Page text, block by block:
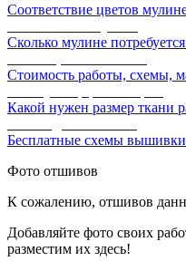
Соответствие цветов
Сколько мулине
Стоимость работы, схемы,
Какой нужен размер ткани
Бесплатные схемы
Фото отшивов
К сожалению, отшивов
Добавляйте фото своих
разместим их здесь!